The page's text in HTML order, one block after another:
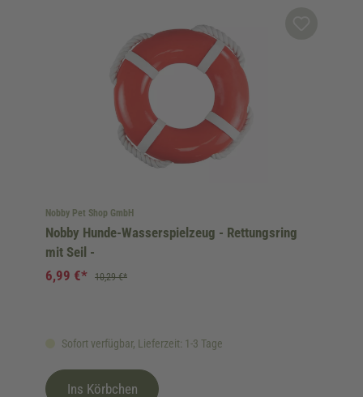
Nobby Pet Shop GmbH
Nobby Hunde-Wasserspielzeug - Rettungsring
mit Seil -
Sofort verfügbar, Lieferzeit: 1-3 Tage
6,99 €* 10,29 €*
Ins Körbchen